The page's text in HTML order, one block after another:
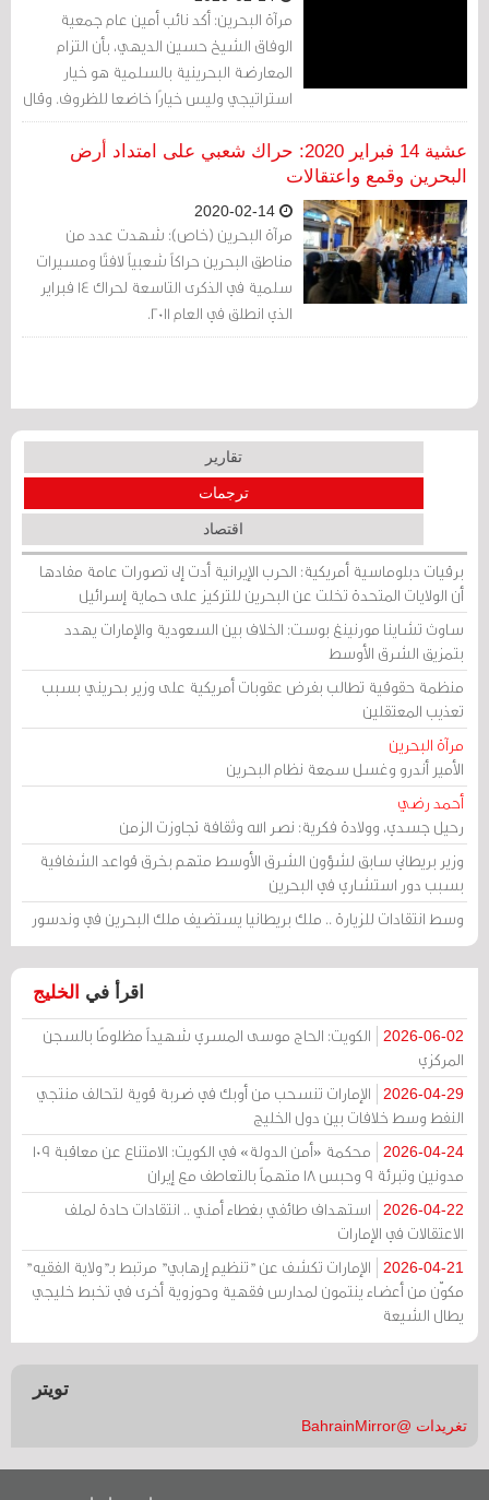
مرآة البحرين: أكد نائب أمين عام جمعية
الوفاق الشيخ حسين الديهي، بأن التزام
المعارضة البحرينية بالسلمية هو خيار
استراتيجي وليس خيارًا خاضعا للظروف. وقال
في مقابلة تلفزيونية بأن «المعارضة تتمسك
بالسلميّة باعتبارها منطلقا وبوابة لأي حلّ
ديمقراطي في البحرين».
عشية 14 فبراير 2020: حراك شعبي على امتداد أرض
البحرين وقمع واعتقالات
مرآة البحرين (خاص): شهدت عدد من
مناطق البحرين حراكاً شعبياً لافتًا ومسيرات
سلمية في الذكرى التاسعة لحراك 14 فبراير
الذي انطلق في العام 2011.
تقارير
ترجمات
اقتصاد
برقيات دبلوماسية أمريكية: الحرب الإيرانية أدت إلى تصورات عامة مفادها
أن الولايات المتحدة تخلت عن البحرين للتركيز على حماية إسرائيل
ساوث تشاينا مورنينغ بوست: الخلاف بين السعودية والإمارات يهدد
بتمزيق الشرق الأوسط
منظمة حقوقية تطالب بفرض عقوبات أمريكية على وزير بحريني بسبب
تعذيب المعتقلين
مرآة البحرين
الأمير أندرو وغسل سمعة نظام البحرين
أحمد رضي
رحيل جسدي، وولادة فكرية: نصر الله وثقافة تجاوزت الزمن
وزير بريطاني سابق لشؤون الشرق الأوسط متهم بخرق قواعد الشفافية
بسبب دور استشاري في البحرين
وسط انتقادات للزيارة .. ملك بريطانيا يستضيف ملك البحرين في وندسور
اقرأ في الخليج
2026-06-02
الكويت: الحاج موسى المسري شهيداً مظلومًا بالسجن
المركزي
2026-04-29
الإمارات تنسحب من أوبك في ضربة قوية لتحالف منتجي
النفط وسط خلافات بين دول الخليج
2026-04-24
محكمة «أمن الدولة» في الكويت: الامتناع عن معاقبة 109
مدونين وتبرئة 9 وحبس 18 متهماً بالتعاطف مع إيران
2026-04-22
استهداف طائفي بغطاء أمني .. انتقادات حادة لملف
الاعتقالات في الإمارات
2026-04-21
الإمارات تكشف عن "تنظيم إرهابي" مرتبط بـ"ولاية الفقيه"
مكوّن من أعضاء ينتمون لمدارس فقهية وحوزوية أخرى في تخبط خليجي
يطال الشيعة
تويتر
تغريدات @BahrainMirror